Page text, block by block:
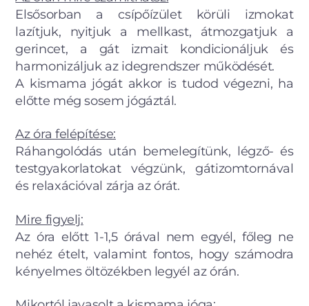
Elsősorban a csípőízület körüli izmokat
lazítjuk, nyitjuk a mellkast, átmozgatjuk a
gerincet, a gát izmait kondicionáljuk és
harmonizáljuk az idegrendszer működését.
A kismama jógát akkor is tudod végezni, ha
előtte még sosem jógáztál.
Az óra felépítése:
Ráhangolódás után bemelegítünk, légző- és
testgyakorlatokat végzünk, gátizomtornával
és relaxációval zárja az órát.
Mire figyelj:
Az óra előtt 1-1,5 órával nem egyél, főleg ne
nehéz ételt, valamint fontos, hogy számodra
kényelmes öltözékben legyél az órán.